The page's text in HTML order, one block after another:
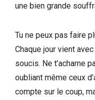
une bien grande
Tu ne peux pas faire
Chaque jour vient
soucis. Ne t’acharne
oubliant même ceux
compte sur le coup,